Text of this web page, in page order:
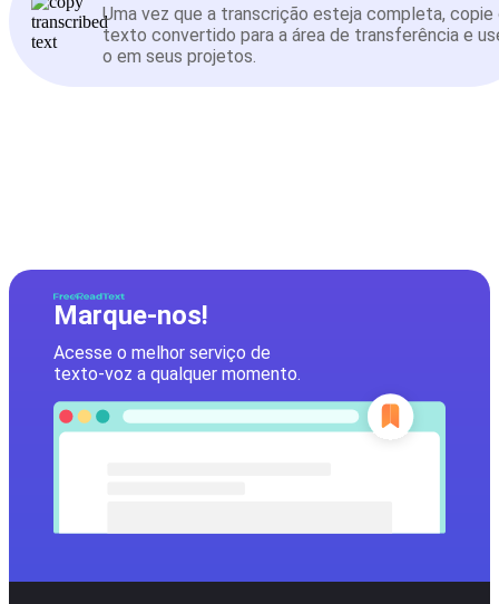
Uma vez que a transcrição esteja completa, copie
texto convertido para a área de transferência e
o em seus projetos.
Marque-nos!
Acesse o melhor serviço de
texto-voz a qualquer momento.